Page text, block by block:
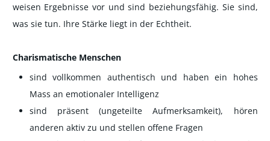
weisen Ergebnisse vor und sind beziehungsfähig. Sie sind,
was sie tun. Ihre Stärke liegt in der Echtheit.
Charismatische Menschen
sind vollkommen authentisch und haben ein hohes
Mass an emotionaler Intelligenz
sind präsent (ungeteilte Aufmerksamkeit), hören
anderen aktiv zu und stellen offene Fragen